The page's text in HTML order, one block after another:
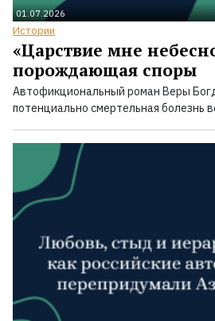
01.07.2026
Истории
«Царствие мне
порождающая споры
Автофикциональный роман Веры
потенциально смертельная болезнь